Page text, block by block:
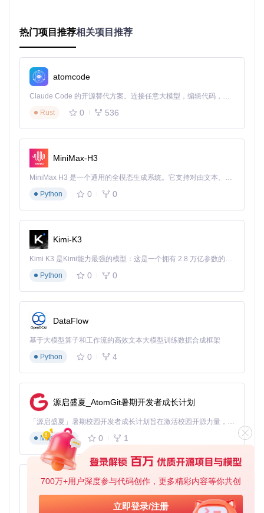
700万+用户深度参与代码创作，更多精彩内容等你共创
立即登录/注册
高效配置：两种安装方案助你快速部署Sticky
准备好开始使用这款高效的桌面信息管理工具了吗？以下两种
安装方案可满足不同用户需求：
准备工作
在开始安装前，请确保系统已安装以下依赖组件：gir1.2-glib-
2.0、gir1.2-gtk-3.0（3.20.0及以上版本）、gir1.2-xapp-1.0
（1.6.0及以上版本）、gir1.2-gspell-1、python3、python3-gi
和python3-xapp（1.6.0及以上版本）。这些组件确保Sticky能
够正常运行并提供完整功能。
方案对比：源码编译 vs 直接部署
源码编译安装
适合希望获取最新功能的高级用户。通过克隆项
目仓库、进入目录后使用dpkg-buildpackage命令编译，最后
安装生成的deb包。这种方式可以获得最新开发版本，但需要
一定的命令行操作经验。
直接文件部署
的文件到系统对应目录，同时配置自动启动项和应用程序入
口。这种方式安装过程简单直接，适合对命令行操作不太熟悉
安装验证
完成安装后，可通过应用菜单搜索"Sticky"启动程序，或在终
端输入"sticky"命令验证安装是否成功。首次启动时，程序会创
建默认便签，你可以立即开始体验信息记录功能。
掌握以下高级技巧，让这款轻量级应用成为你提升效率的秘密
武器：
自定义视觉体验
想要让便签更符合个人使用习惯？通过修改usr/share/sticky/st
icky.css文件，你可以自定义便签的字体、颜色、边框等视觉
元素。例如调整背景色以适应不同工作场景，或修改字体大小
提升阅读舒适度。
希望通过脚本或命令行操作Sticky？系统提供完整的DBus接口
热门项目推荐相关项目推荐
atomcode
Claude Code 的开源替代方案。连接任意大模型，编辑代码，运行命令，自动验证 — 全自动执行。用 Rust 构建，极致性能。 ｜ An open-source alternative to Claude Code. Connect any LLM, edit code, run commands, and verify changes — autonomously. Built in Rust for speed. Get Started
Rust
0 536
MiniMax-H3
MiniMax H3 是一个通用的全模态生成系统。它支持对由文本、图像、视频和音频组成的多模态上下文进行统一理解，并能生成分辨率高达 2K、时长可达 15 秒的带原生立体声音频的视频。得益于面向任务泛化的系统设计，H3 在预训练阶段就已具备广泛的多模态上下文理解与生成能力，能够出色地执行复杂的多模态指令。
Python
0 0
Kimi-K3
Kimi K3 是Kimi能力最强的模型：这是一个拥有 2.8 万亿参数的混合专家（MoE）模型，具备原生视觉理解能力，并支持 100 万 token 的上下文窗口。
Python
0 0
DataFlow
基于大模型算子和工作流的高效文本大模型训练数据合成框架
Python
0 4
源启盛夏_AtomGit暑期开发者成长计划
「源启盛夏」暑期校园开发者成长计划旨在激活校园开源力量，通过积分激励、认证扶持、资源倾斜等形式，引导高校组织和开发者完成「入驻 — 建项目 — 做贡献 — 获认证 — 得资源」的完整闭环。无论你是想带领社团入驻平台的组织者，还是希望用代码贡献证明自己的开发者，都能在这里找到属于你的成长路径。
Markdown
0 1
py-xiaozhi
基于Python的Xiaozhi AI，适用于想要完整Xiaozhi体验而无需拥有专用硬件的用户。